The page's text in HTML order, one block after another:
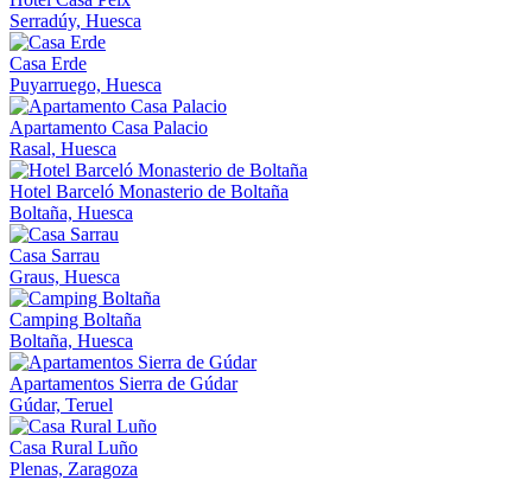
Serradúy, Huesca
Casa Erde
Puyarruego, Huesca
Apartamento Casa Palacio
Rasal, Huesca
Hotel Barceló Monasterio de Boltaña
Boltaña, Huesca
Casa Sarrau
Graus, Huesca
Camping Boltaña
Boltaña, Huesca
Apartamentos Sierra de Gúdar
Gúdar, Teruel
Casa Rural Luño
Plenas, Zaragoza